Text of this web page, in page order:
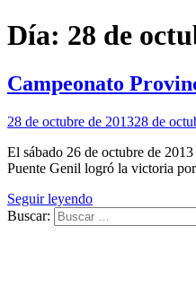
Día: 28 de
Campeonato
28 de octubre de 201328 de
El sábado 26 de octubre de
Puente Genil logró la victoria
Seguir leyendo
Buscar: